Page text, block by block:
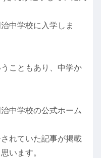
中学校に入学しま
こともあり、中学か
中学校の公式ホーム
れていた記事が掲載
います。